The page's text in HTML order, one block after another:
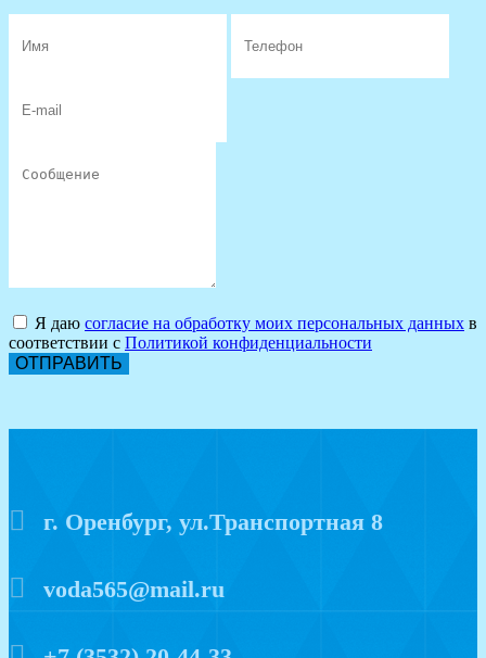
Я даю согласие на обработку моих персональных данных в
соответствии с Политикой конфиденциальности
ОТПРАВИТЬ
г. Оренбург, ул.Транспортная 8
voda565@mail.ru